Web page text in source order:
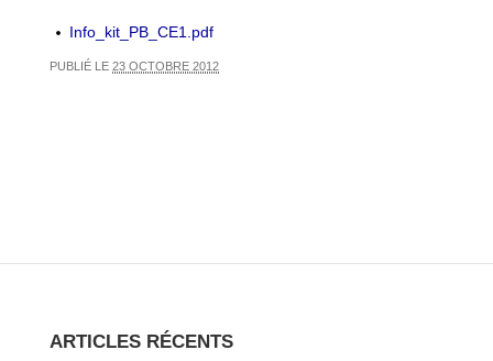
Info_kit_PB_CE1.pdf
PUBLIÉ LE 23 OCTOBRE 2012
ARTICLES RÉCENTS